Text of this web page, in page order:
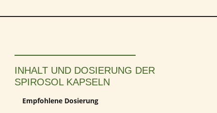
INHALT UND DOSIERUNG DER
SPIROSOL KAPSELN
Empfohlene Dosierung